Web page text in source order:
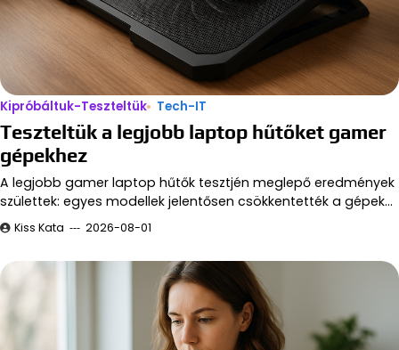
Kipróbáltuk-Teszteltük Tech-IT
Teszteltük a legjobb laptop hűtőket gamer
gépekhez
A legjobb gamer laptop hűtők tesztjén meglepő eredmények
születtek: egyes modellek jelentősen csökkentették a gépek…
Kiss Kata 2026-08-01